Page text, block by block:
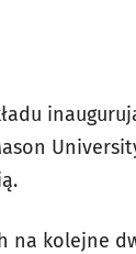
na kolejne